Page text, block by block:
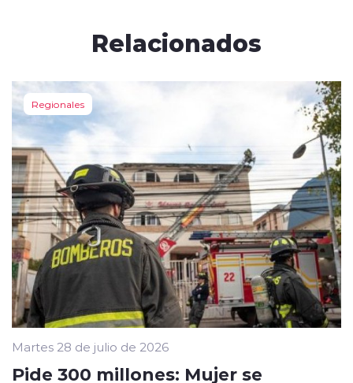
Relacionados
Regionales
Martes 28 de julio de 2026
Pide 300 millones: Mujer se